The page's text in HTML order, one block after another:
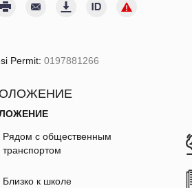
Permit: 0197881266
Рядом с общественным
транспортом
Близко к школе